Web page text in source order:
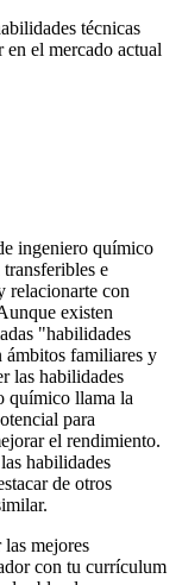
técnicas
el mercado actual
ingeniero químico
e
relacionarte con
existen
"habilidades
ámbitos familiares y
las habilidades
químico llama la
para
el rendimiento.
habilidades
de otros
mejores
con tu currículum